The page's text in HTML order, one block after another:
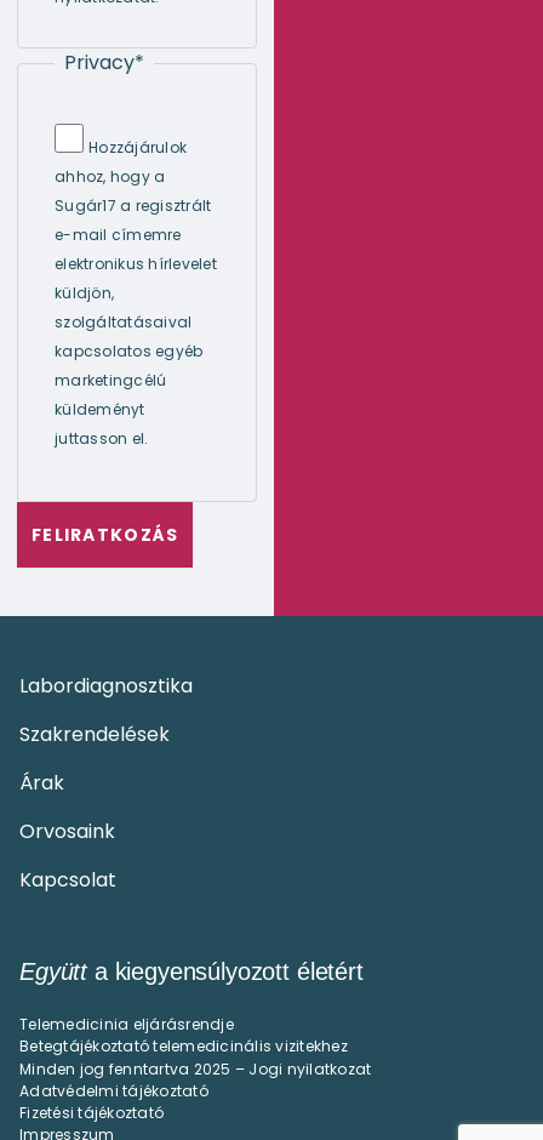
Privacy*
Hozzájárulok
ahhoz, hogy a
Sugár17 a regisztrált
e-mail címemre
elektronikus hírlevelet
küldjön,
szolgáltatásaival
kapcsolatos egyéb
marketingcélú
küldeményt
juttasson el.
Labordiagnosztika
Szakrendelések
Árak
Orvosaink
Kapcsolat
Együtta kiegyensúlyozott életért
Telemedicinia eljárásrendje
Betegtájékoztató telemedicinális vizitekhez
Minden jog fenntartva 2025 – Jogi nyilatkozat
Adatvédelmi tájékoztató
Fizetési tájékoztató
Impresszum